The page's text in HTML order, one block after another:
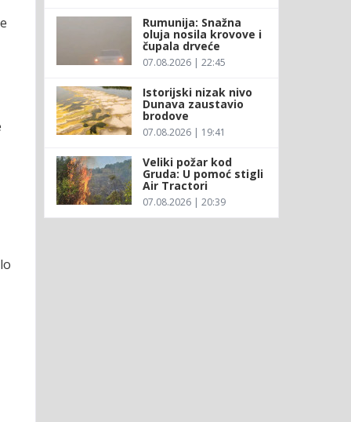
Rumunija: Snažna
oluja nosila krovove i
čupala drveće
07.08.2026 | 22:45
Istorijski nizak nivo
Dunava zaustavio
brodove
07.08.2026 | 19:41
Veliki požar kod
Gruda: U pomoć stigli
Air Tractori
07.08.2026 | 20:39